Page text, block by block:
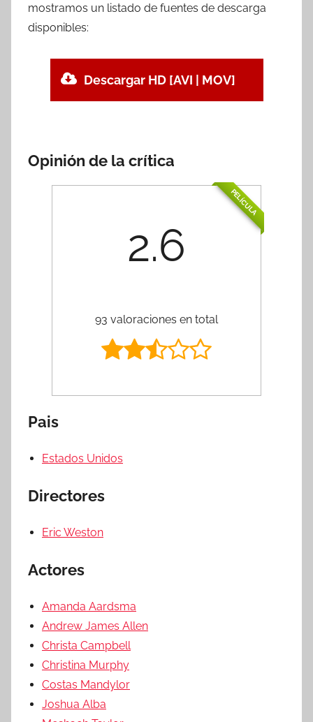
mostramos un listado de fuentes de descarga
disponibles:
Descargar HD [AVI | MOV]
Opinión de la crítica
PELÍCULA
2.6
93 valoraciones en total
Pais
Estados Unidos
Directores
Eric Weston
Actores
Amanda Aardsma
Andrew James Allen
Christa Campbell
Christina Murphy
Costas Mandylor
Joshua Alba